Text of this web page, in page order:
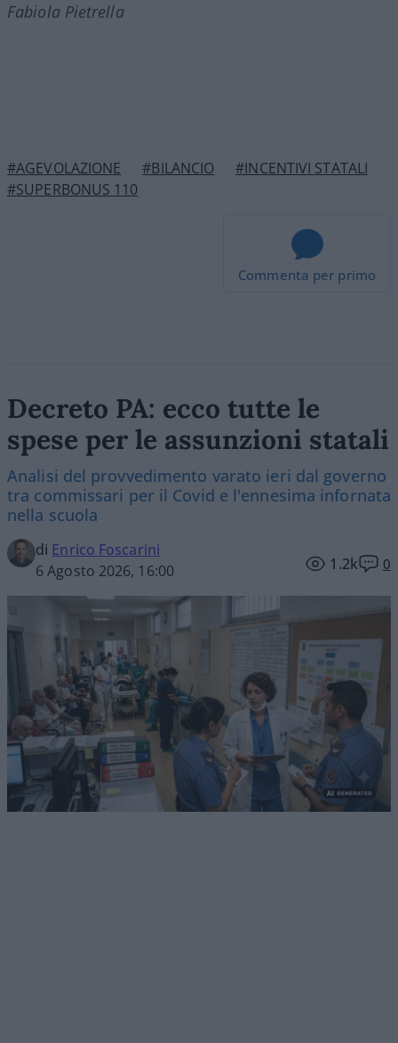
Fabiola Pietrella
#AGEVOLAZIONE #BILANCIO
#INCENTIVI STATALI
#SUPERBONUS 110
Commenta per primo
Decreto PA: ecco tutte le
spese per le assunzioni statali
Analisi del provvedimento varato ieri dal governo
tra commissari per il Covid e l'ennesima infornata
nella scuola
di Enrico Foscarini
6 Agosto 2026, 16:00
1.2k 0